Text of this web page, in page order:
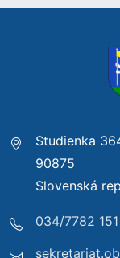
Studienka
90875
Slovenská
034/7782 151